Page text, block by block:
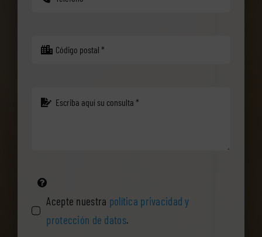
Acepte nuestra política privacidad y
protección de datos.